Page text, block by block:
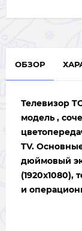
ОБЗОР
Телевизор
модель ,
TV.
дюймовый
(1920x1080),
и